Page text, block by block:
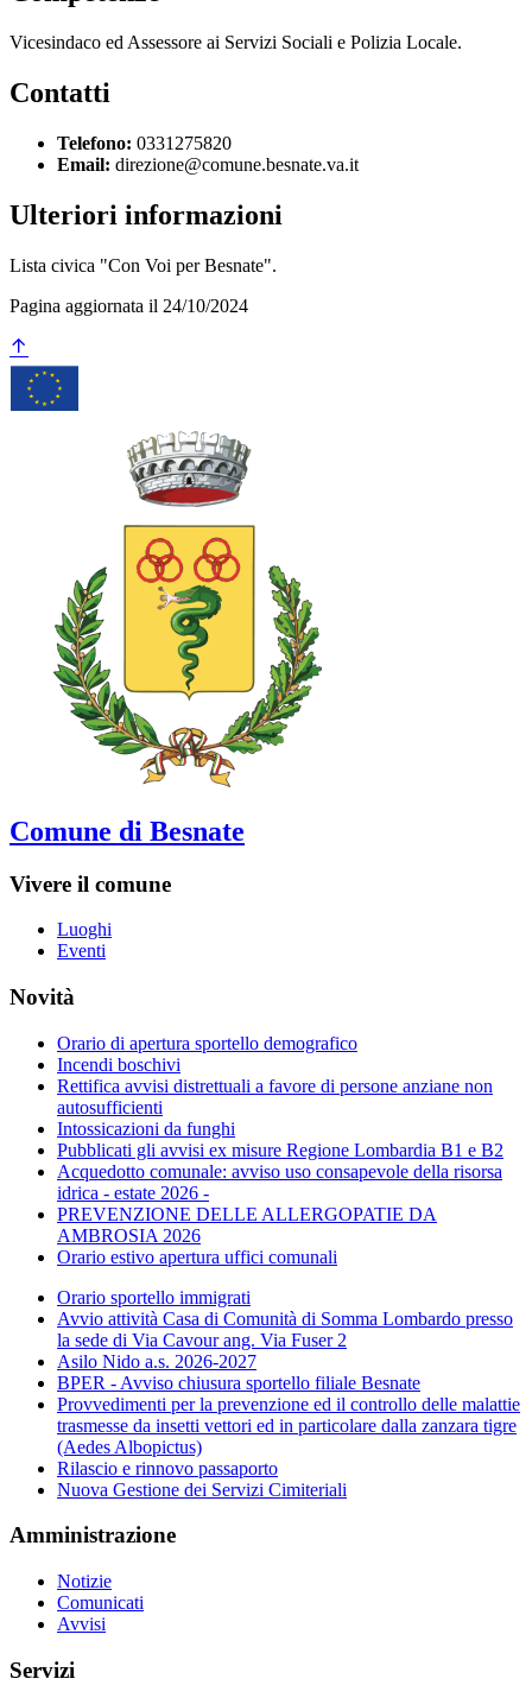
Vicesindaco ed Assessore ai Servizi Sociali e Polizia Locale.
Contatti
Telefono: 0331275820
Email: direzione@comune.besnate.va.it
Ulteriori informazioni
Lista civica "Con Voi per Besnate".
Pagina aggiornata il 24/10/2024
Comune di Besnate
Vivere il comune
Luoghi
Eventi
Novità
Orario di apertura sportello demografico
Incendi boschivi
Rettifica avvisi distrettuali a favore di persone anziane non
autosufficienti
Intossicazioni da funghi
Pubblicati gli avvisi ex misure Regione Lombardia B1 e B2
Acquedotto comunale: avviso uso consapevole della risorsa
idrica - estate 2026 -
PREVENZIONE DELLE ALLERGOPATIE DA
AMBROSIA 2026
Orario estivo apertura uffici comunali
Orario sportello immigrati
Avvio attività Casa di Comunità di Somma Lombardo presso
la sede di Via Cavour ang. Via Fuser 2
Asilo Nido a.s. 2026-2027
BPER - Avviso chiusura sportello filiale Besnate
Provvedimenti per la prevenzione ed il controllo delle malattie
trasmesse da insetti vettori ed in particolare dalla zanzara tigre
(Aedes Albopictus)
Rilascio e rinnovo passaporto
Nuova Gestione dei Servizi Cimiteriali
Amministrazione
Notizie
Comunicati
Avvisi
Servizi